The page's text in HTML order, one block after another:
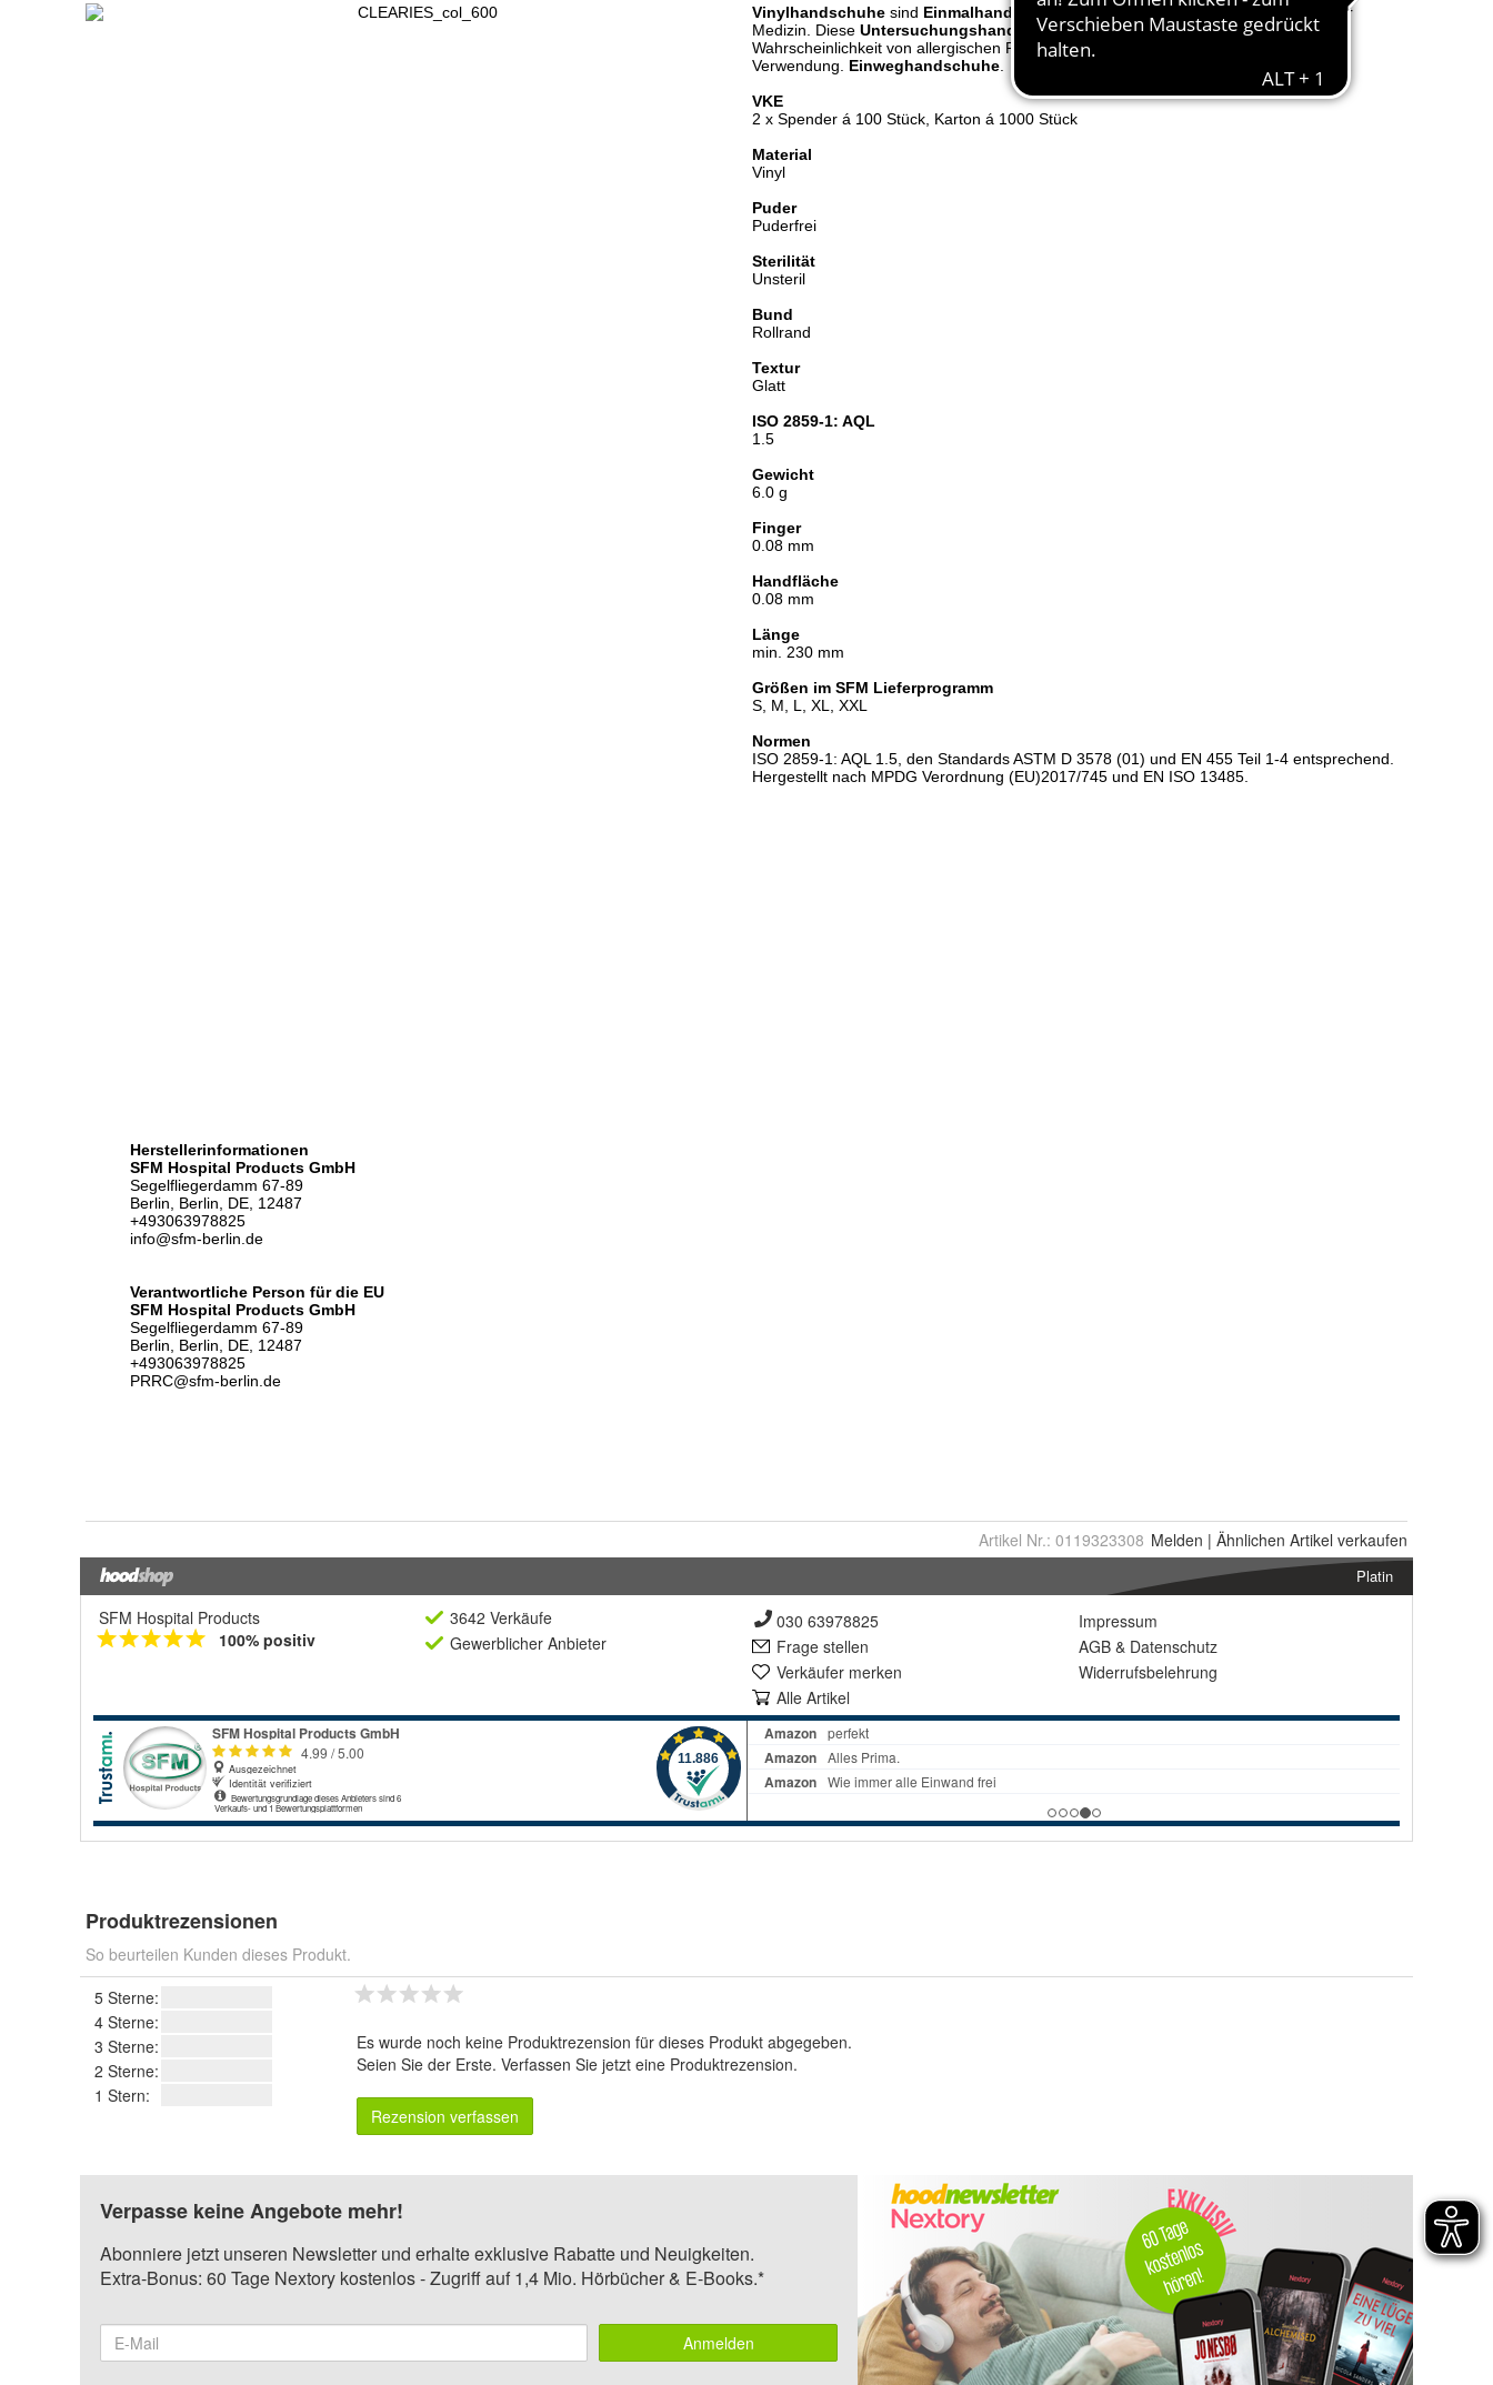
Artikel Nr.: 0119323308 Melden | Ähnlichen Artikel verkaufen
Platin
SFM Hospital Products
100% positiv
3642 Verkäufe
Gewerblicher Anbieter
030 63978825
Frage stellen
Verkäufer merken
Alle Artikel
Impressum
AGB & Datenschutz
Widerrufsbelehrung
Produktrezensionen
So beurteilen Kunden dieses Produkt.
5 Sterne:
4 Sterne:
3 Sterne:
2 Sterne:
1 Stern:
Es wurde noch keine Produktrezension für dieses Produkt abgegeben.
Seien Sie der Erste. Verfassen Sie jetzt eine Produktrezension.
Rezension verfassen
Verpasse keine Angebote mehr!
Abonniere jetzt unseren Newsletter und erhalte exklusive Rabatte und Neuigkeiten.
Extra-Bonus: 60 Tage Nextory kostenlos - Zugriff auf 1,4 Mio. Hörbücher & E-Books.*
Anmelden